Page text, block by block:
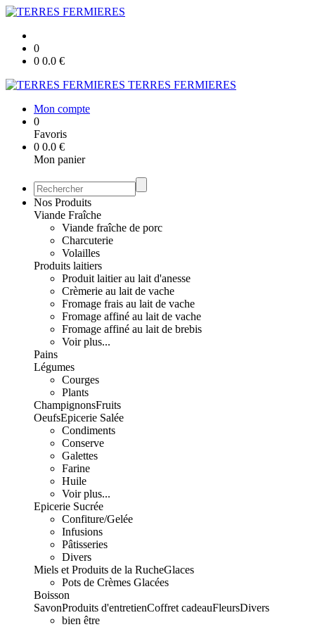
0
0 0.0 €
TERRES FERMIERES
Mon compte
0
Favoris
0 0.0 €
Mon panier
Nos Produits
Viande Fraîche
Viande fraîche de porc
Charcuterie
Volailles
Produits laitiers
Produit laitier au lait d'anesse
Crèmerie au lait de vache
Fromage frais au lait de vache
Fromage affiné au lait de vache
Fromage affiné au lait de brebis
Voir plus...
Pains
Légumes
Courges
Plants
ChampignonsFruits
OeufsEpicerie Salée
Condiments
Conserve
Galettes
Farine
Huile
Voir plus...
Epicerie Sucrée
Confiture/Gelée
Infusions
Pâtisseries
Divers
Miels et Produits de la RucheGlaces
Pots de Crèmes Glacées
Boisson
SavonProduits d'entretienCoffret cadeauFleursDivers
bien être